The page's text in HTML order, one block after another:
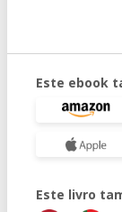
Este ebook
Este livro